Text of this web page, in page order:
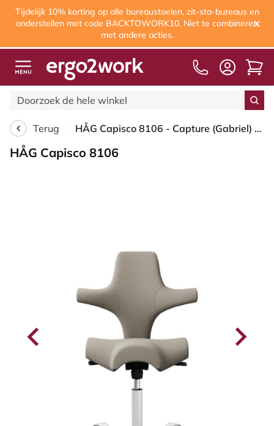
Tijdelijk 10% korting op alle bureaustoelen, zit-sta-bureaus en
onderstellen met code BACKTOWORK10. Niet te combineren
met andere acties.
Terug HÅG Capisco 8106 - Capture (Gabriel) - Wol / Polyamide - CPT5103 - Light beige - Framekleur - Wit - Gasveer - 265 mm (Zithoogte 53-79cm) - Vloercontact - Harde wielen t.b.v. zachte vloeren - Voetenring - Nee, geen voetenring - Voetster - Nee, voetster ...
HÅG Capisco 8106